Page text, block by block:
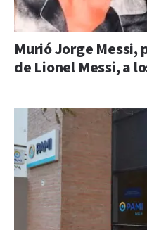
Murió Jorge Messi,
de Lionel Messi, a